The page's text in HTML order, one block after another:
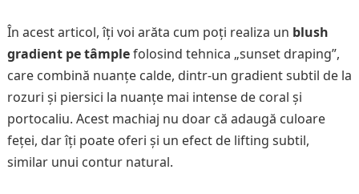
În acest articol, îți voi arăta cum poți realiza un blush
gradient pe tâmplefolosind tehnica „sunset draping”,
care combină nuanțe calde, dintr-un gradient subtil de la
rozuri și piersici la nuanțe mai intense de coral și
portocaliu. Acest machiaj nu doar că adaugă culoare
feței, dar îți poate oferi și un efect de lifting subtil,
similar unui contur natural.